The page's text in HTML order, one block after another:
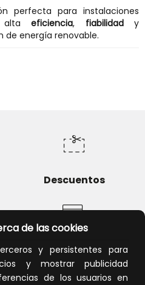
de las cookies
y persistentes para
y mostrar publicidad
de los usuarios en
perfecta para instalaciones
altaeficiencia, fiabilidady
de energía renovable.
Descuentos
Pago seguro